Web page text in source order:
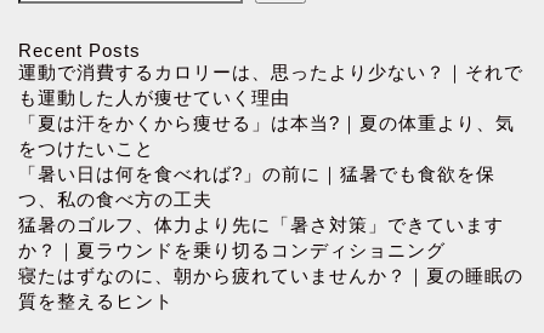
Recent Posts
運動で消費するカロリーは、思ったより少ない？｜それで
も運動した人が痩せていく理由
「夏は汗をかくから痩せる」は本当?｜夏の体重より、気
をつけたいこと
「暑い日は何を食べれば?」の前に｜猛暑でも食欲を保
つ、私の食べ方の工夫
猛暑のゴルフ、体力より先に「暑さ対策」できています
か？｜夏ラウンドを乗り切るコンディショニング
寝たはずなのに、朝から疲れていませんか？｜夏の睡眠の
質を整えるヒント